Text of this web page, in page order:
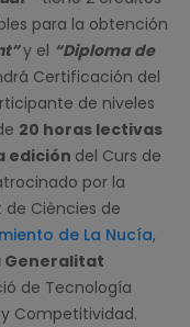
para la obtención
y el “Diploma de
Certificación del
de niveles
20 horas lectivas
edición del Curs de
por la
Ciències de
de La Nucía,
Generalitat
de Tecnología
Competitividad.